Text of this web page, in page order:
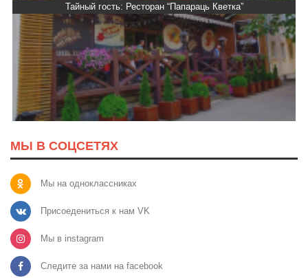
Тайный гость: Ресторан “Папараць Кветка”
МЫ В СОЦСЕТЯХ
Мы на одноклассниках
Присоедениться к нам VK
Мы в instagram
Следите за нами на facebook